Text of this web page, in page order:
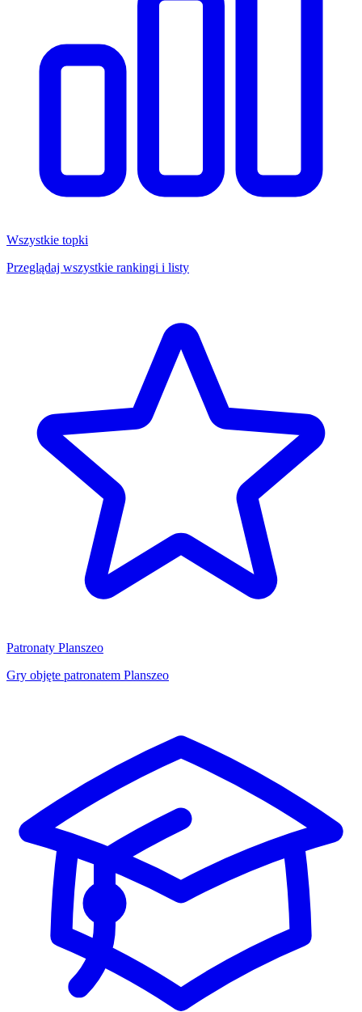
Wszystkie topki
Przeglądaj wszystkie rankingi i listy
Patronaty Planszeo
Gry objęte patronatem Planszeo